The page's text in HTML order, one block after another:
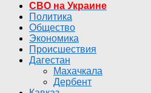
СВО на Украине
Политика
Общество
Экономика
Происшествия
Дагестан
Махачкала
Дербент